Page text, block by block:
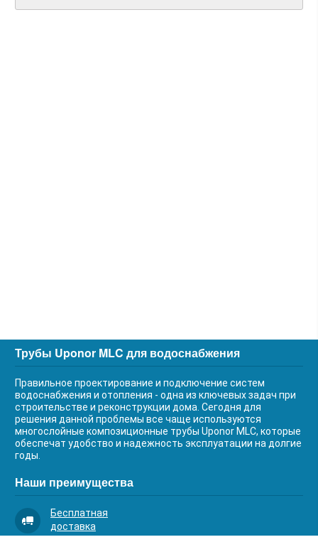
Трубы Uponor MLC для водоснабжения
Правильное проектирование и подключение систем
водоснабжения и отопления - одна из ключевых задач при
строительстве и реконструкции дома. Сегодня для
решения данной проблемы все чаще используются
многослойные композиционные трубы Uponor MLC, которые
обеспечат удобство и надежность эксплуатации на долгие
годы.
Наши преимущества
Бесплатная
доставка